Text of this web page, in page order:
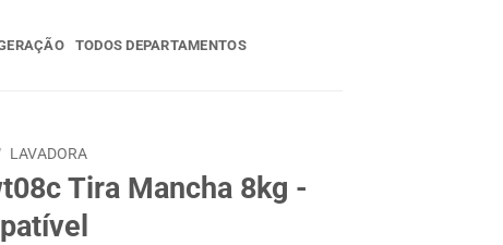
TODOS DEPARTAMENTOS
LAVADORA
Tira Mancha 8kg -